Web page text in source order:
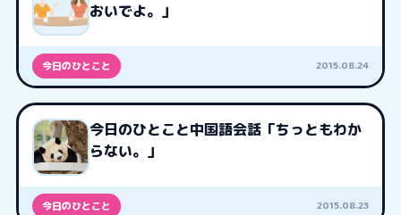
おいでよ。」
今日のひとこと 2015.08.24
今日のひとこと中国語会話「ちっともわか
らない。」
今日のひとこと 2015.08.23